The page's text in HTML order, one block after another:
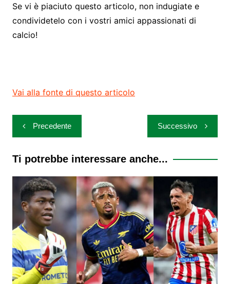
Se vi è piaciuto questo articolo, non indugiate e
condividetelo con i vostri amici appassionati di
calcio!
Vai alla fonte di questo articolo
Navigazione
articoli
Precedente Successivo
Ti potrebbe interessare anche...